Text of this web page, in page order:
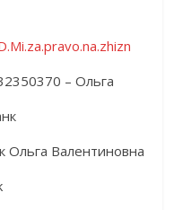
– Ольга
Ольга Валентиновна